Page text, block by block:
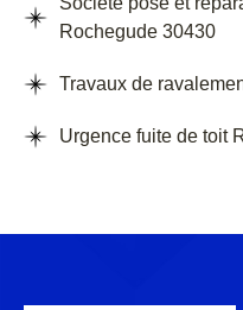
Rochegude 30430
Travaux de
Urgence fuite de toit